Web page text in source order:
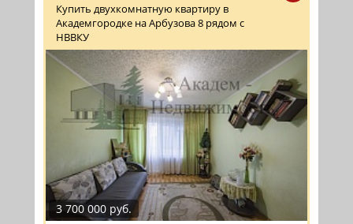
Купить двухкомнатную квартиру в
Академгородке на Арбузова 8 рядом с
НВВКУ
3 700 000 руб.